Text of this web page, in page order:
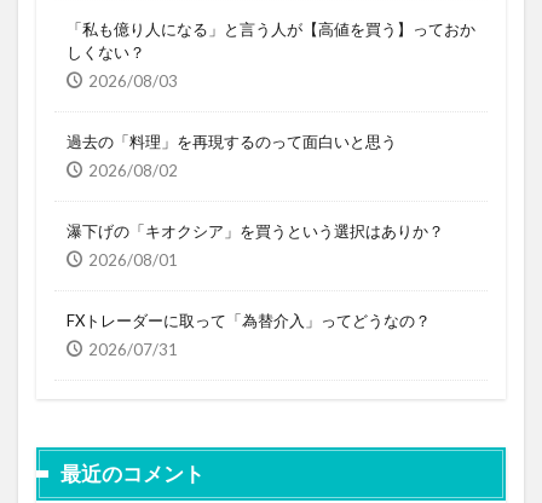
「私も億り人になる」と言う人が【高値を買う】っておか
しくない？
2026/08/03
過去の「料理」を再現するのって面白いと思う
2026/08/02
瀑下げの「キオクシア」を買うという選択はありか？
2026/08/01
FXトレーダーに取って「為替介入」ってどうなの？
2026/07/31
最近のコメント